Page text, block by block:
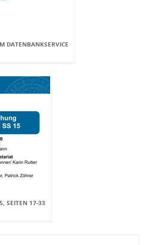
DATENBANKSERVICE
SEITEN 17-33